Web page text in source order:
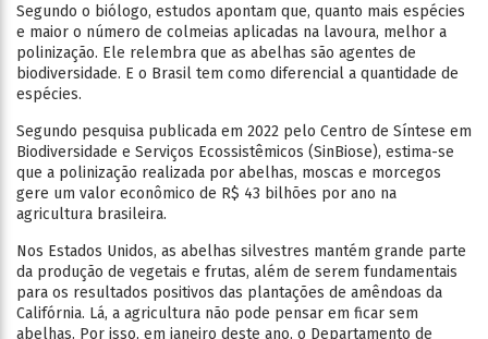
Segundo o biólogo, estudos apontam que, quanto mais espécies
e maior o número de colmeias aplicadas na lavoura, melhor a
polinização. Ele relembra que as abelhas são agentes de
biodiversidade. E o Brasil tem como diferencial a quantidade de
espécies.
Segundo pesquisa publicada em 2022 pelo Centro de Síntese em
Biodiversidade e Serviços Ecossistêmicos (SinBiose), estima-se
que a polinização realizada por abelhas, moscas e morcegos
gere um valor econômico de R$ 43 bilhões por ano na
agricultura brasileira.
Nos Estados Unidos, as abelhas silvestres mantém grande parte
da produção de vegetais e frutas, além de serem fundamentais
para os resultados positivos das plantações de amêndoas da
Califórnia. Lá, a agricultura não pode pensar em ficar sem
abelhas. Por isso, em janeiro deste ano, o Departamento de